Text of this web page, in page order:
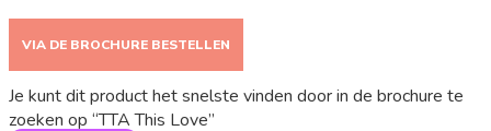
VIA DE BROCHURE BESTELLEN
Je kunt dit product het snelste vinden door in de brochure te
zoeken op “TTA This Love”